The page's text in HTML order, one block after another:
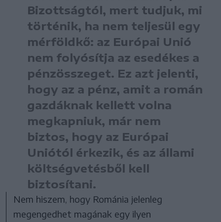
Bizottságtól, mert tudjuk, mi
történik, ha nem teljesül egy
mérföldkő: az Európai Unió
nem folyósítja az esedékes a
pénzösszeget. Ez azt jelenti,
hogy az a pénz, amit a román
gazdáknak kellett volna
megkapniuk, már nem
biztos, hogy az Európai
Uniótól érkezik, és az állami
költségvetésből kell
biztosítani.
Nem hiszem, hogy Románia jelenleg
megengedhet magának egy ilyen